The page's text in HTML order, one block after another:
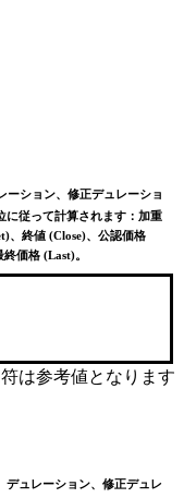
ーション、修正デュレーショ
に従って計算されます：加重
、終値 (Close)、公認価格
価格 (Last)。
は参考値となります
デュレーション、修正デュレ